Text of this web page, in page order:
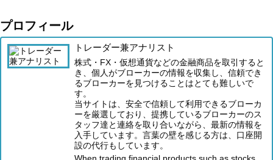
プロフィール
トレーダー兼アナリスト
株式・FX・仮想通貨などの金融商品を取引すると
き、個人がブローカーの情報を収集し、信頼でき
るブローカーを見つけることはとても難しいで
す。
当サイトは、安全で信頼して利用できるブローカ
ーを厳選しており、提携しているブローカーのス
タッフ達と連絡を取り合いながら、最新の情報を
入手しています。言葉の壁を感じる方は、口座開
設の代行もしています。